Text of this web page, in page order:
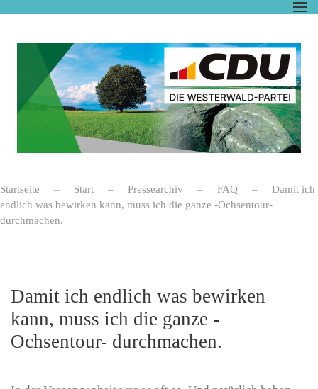
Zum Hauptinhalt springen
Startseite Start Pressearchiv FAQ
Damit ich
endlich was bewirken kann, muss ich die ganze -Ochsentour-
durchmachen.
Damit ich endlich was bewirken
kann, muss ich die ganze -
Ochsentour- durchmachen.